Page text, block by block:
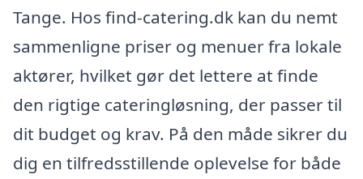
Tange. Hos find-catering.dk kan du nemt
sammenligne priser og menuer fra lokale
aktører, hvilket gør det lettere at finde
den rigtige cateringløsning, der passer til
dit budget og krav. På den måde sikrer du
dig en tilfredsstillende oplevelse for både